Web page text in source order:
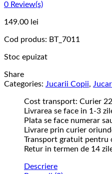
0 Review(s)
149.00 lei
Cod produs: BT_7011
Stoc epuizat
Share
Categories: Jucarii Copii,
Cost transport: Curier
Livrarea se face in 1-3
Plata se face numerar
Livrare prin curier
Transport gratuit pentru
Retur in termen de 14
Descriere